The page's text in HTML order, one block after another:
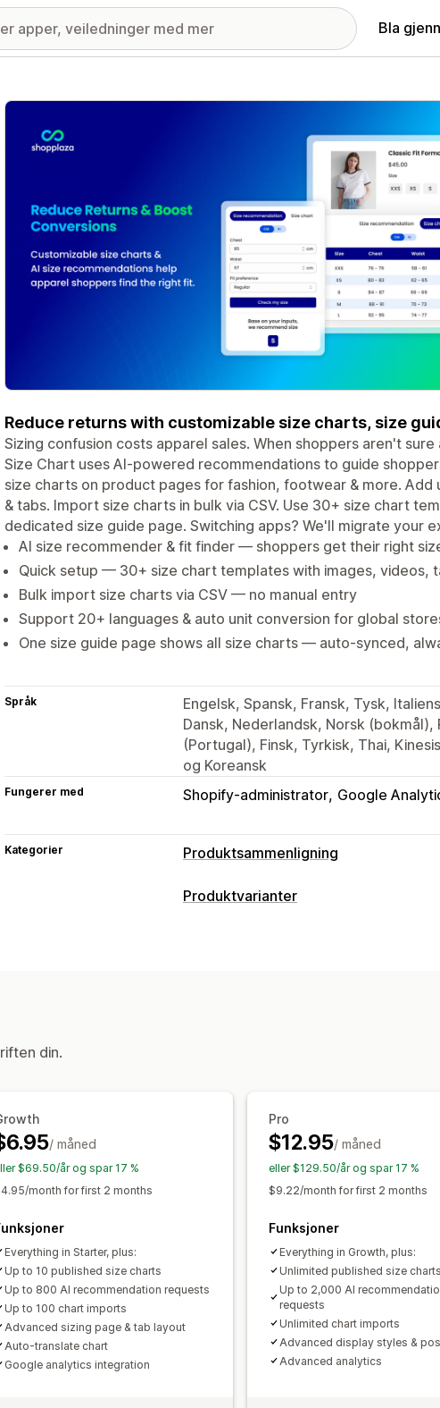
Bla
Galleri med fremhevede bilder
Reduce returns with customizable size charts, size
Sizing confusion costs apparel sales. When shoppers aren't
Size Chart uses AI-powered recommendations to guide
size charts on product pages for fashion, footwear & more.
& tabs. Import size charts in bulk via CSV. Use 30+ size chart
dedicated size guide page. Switching apps? We'll migrate your
AI size recommender & fit finder — shoppers get their right
Quick setup — 30+ size chart templates with images, videos,
Bulk import size charts via CSV — no manual entry
Support 20+ languages & auto unit conversion for global
One size guide page shows all size charts — auto-synced,
Språk
Engelsk, Spansk, Fransk, Tysk,
Dansk, Nederlandsk, Norsk
(Portugal), Finsk, Tyrkisk, Thai,
og Koreansk
Fungerer med Shopify-administrator Google
Kategorier Produktsammenligning
Sammenligningsverktøy
Samlingsside
Produktvarianter
din.
/ måned
$69.50/år og spar 17 %
month for first 2 months
Everything in Starter, plus:
Up to 10 published size charts
Up to 800 AI recommendation requests
Up to 100 chart imports
Advanced sizing page & tab layout
Auto-translate chart
Google analytics integration
Pro
$12.95/ måned
eller $129.50/år og spar 17 %
$9.22/month for first 2 months
Funksjoner
Everything in Growth, plus:
Unlimited published size charts
Up to 2,000 AI
requests
Unlimited chart imports
Advanced display styles &
Advanced analytics